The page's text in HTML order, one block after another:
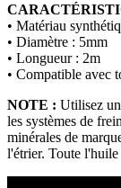
• Matériau
• Diamètre : 5mm
• Longueur : 2m
• Compatible avec
NOTE : Utilisez
les systèmes de
minérales de
l'étrier. Toute l'huile